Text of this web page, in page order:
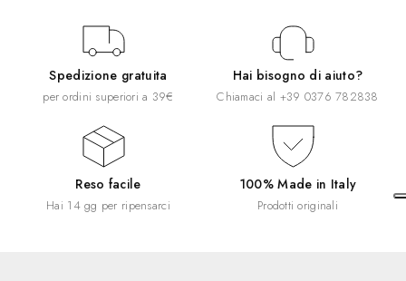
Spedizione gratuita
per ordini superiori a 39€
Hai bisogno di aiuto?
Chiamaci al +39 0376 782838
Reso facile
Hai 14 gg per ripensarci
100% Made in Italy
Prodotti originali